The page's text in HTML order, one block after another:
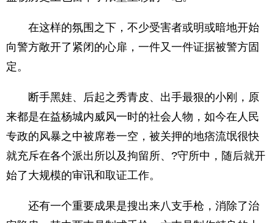
在这样的氛围之下，不少受害者或明或暗地开始
向警方敞开了紧闭的心扉，一件又一件证据被警方固
定。
断手黑娃、后起之秀青皮、出手最狠的小刚，原
来都是在益杨城内威风一时的社会人物，如今在人民
专政的风暴之中被席卷一空，被关押的地痞流氓很快
就充斥在各个派出所以及拘留所、?守所中，随后就开
始了大规模的审讯和取证工作。
还有一个重要成果是搜出来八支手枪，消除了治